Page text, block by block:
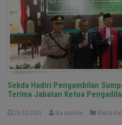
Sekda Hadiri Pengambilan
Terima Jabatan Ketua
22-12-2023 Ika marsila Berita